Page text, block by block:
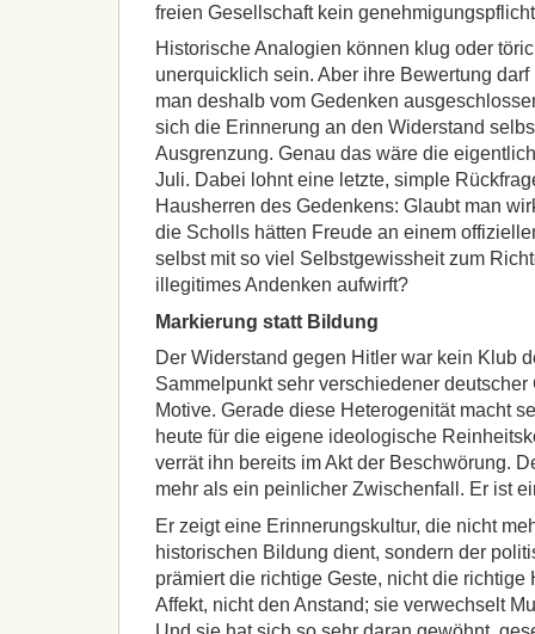
freien Gesellschaft kein
Historische Analogien können klug oder
unerquicklich sein. Aber ihre Bewertung
man deshalb vom Gedenken
sich die Erinnerung an den Widerstand
Ausgrenzung. Genau das wäre die
Juli. Dabei lohnt eine letzte, simple
Hausherren des Gedenkens: Glaubt man
die Scholls hätten Freude an einem
selbst mit so viel Selbstgewissheit zum
illegitimes Andenken aufwirft?
Markierung statt Bildung
Der Widerstand gegen Hitler war kein Klub
Sammelpunkt sehr verschiedener
Motive. Gerade diese Heterogenität macht
heute für die eigene ideologische
verrät ihn bereits im Akt der Beschwörung.
mehr als ein peinlicher Zwischenfall. Er ist
Er zeigt eine Erinnerungskultur, die nicht
historischen Bildung dient, sondern der
prämiert die richtige Geste, nicht die richtige
Affekt, nicht den Anstand; sie verwechselt